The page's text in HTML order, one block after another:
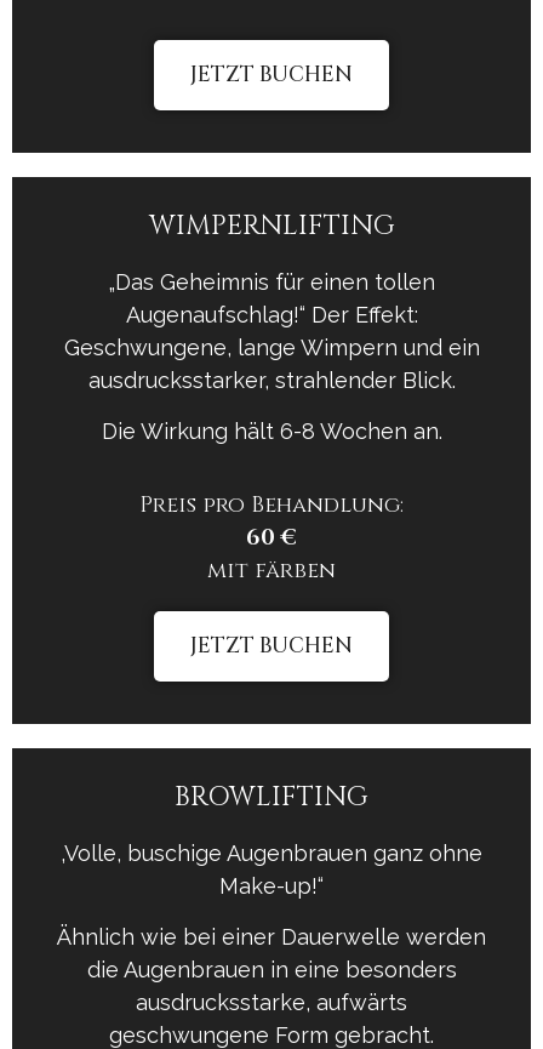
JETZT BUCHEN
WIMPERNLIFTING
„Das Geheimnis für einen tollen
Augenaufschlag!“ Der Effekt:
Geschwungene, lange Wimpern und ein
ausdrucksstarker, strahlender Blick.
Die Wirkung hält 6-8 Wochen an.
Preis pro Behandlung:
60 €
mit färben
JETZT BUCHEN
BROWLIFTING
‚Volle, buschige Augenbrauen ganz ohne
Make-up!“
Ähnlich wie bei einer Dauerwelle werden
die Augenbrauen in eine besonders
ausdrucksstarke, aufwärts
geschwungene Form gebracht.